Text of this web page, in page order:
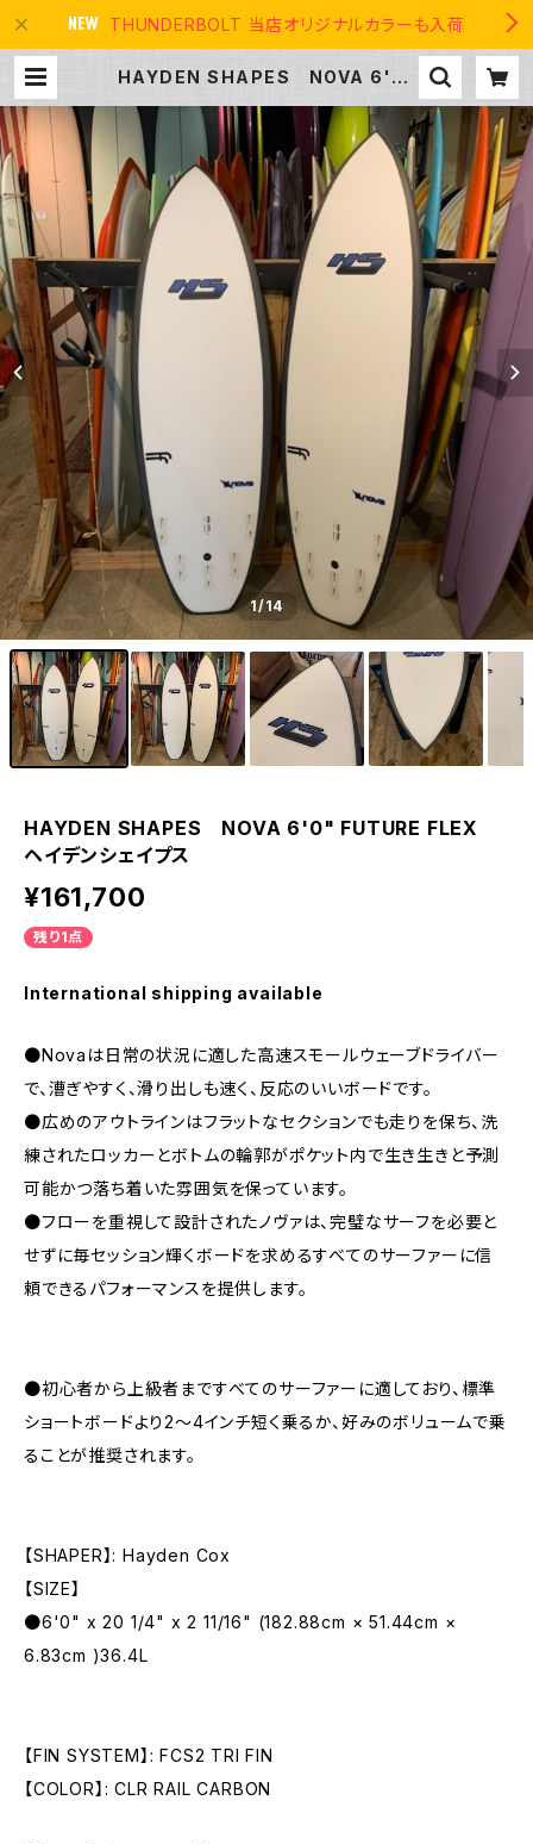
THUNDERBOLT 当店オリジナルカラーも入荷
HAYDEN SHAPES NOVA 6'0"
ス | THE USA SURF
1/14
HAYDEN SHAPES NOVA 6'0" FUTURE FLEX
ヘイデンシェイプス
¥161,700
残り1点
International shipping available
●Novaは日常の状況に適した高速スモールウェーブドライバー
で、漕ぎやすく、滑り出しも速く、反応のいいボードです。
●広めのアウトラインはフラットなセクションでも走りを保ち、洗
練されたロッカーとボトムの輪郭がポケット内で生き生きと予測
可能かつ落ち着いた雰囲気を保っています。
●フローを重視して設計されたノヴァは、完璧なサーフを必要と
せずに毎セッション輝くボードを求めるすべてのサーファーに信
頼できるパフォーマンスを提供します。
●初心者から上級者まですべてのサーファーに適しており、標準
ショートボードより2〜4インチ短く乗るか、好みのボリュームで乗
ることが推奨されます。
【SHAPER】: Hayden Cox
【SIZE】
●6'0" x 20 1/4" x 2 11/16" (182.88cm × 51.44cm ×
6.83cm )36.4L
【FIN SYSTEM】: FCS2 TRI FIN
【COLOR】: CLR RAIL CARBON